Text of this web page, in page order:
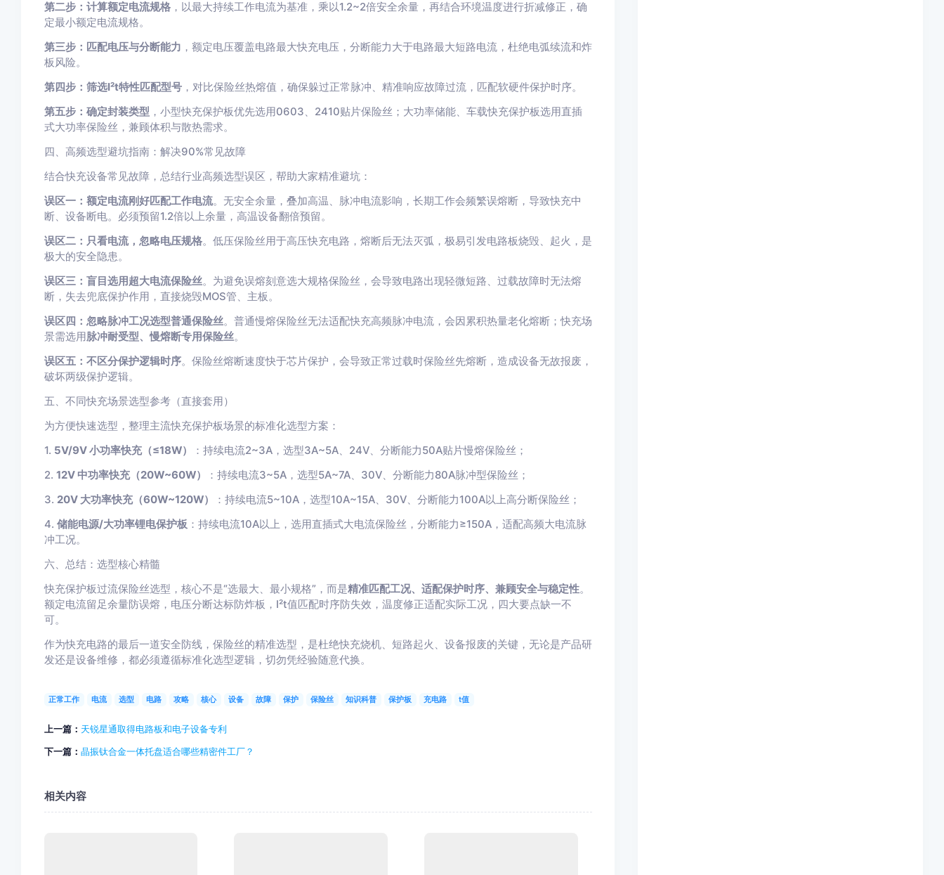
第二步：计算额定电流规格，以最大持续工作电流为基准，乘以1.2~2倍安全余量，再结合环境温度进行折减修正，确
定最小额定电流规格。
第三步：匹配电压与分断能力 ，额定电压覆盖电路最大快充电压，分断能力大于电路最大短路电流，杜绝电弧续流和炸
板风险。
第四步：筛选I²t特性匹配型号，对比保险丝热熔值，确保躲过正常脉冲、精准响应故障过流，匹配软硬件保护时序。
第五步：确定封装类型 ，小型快充保护板优先选用0603、2410贴片保险丝；大功率储能、车载快充保护板选用直插
式大功率保险丝，兼顾体积与散热需求。
四、高频选型避坑指南：解决90%常见故障
结合快充设备常见故障，总结行业高频选型误区，帮助大家精准避坑：
误区一：额定电流刚好匹配工作电流。无安全余量，叠加高温、脉冲电流影响，长期工作会频繁误熔断，导致快充中
断、设备断电。必须预留1.2倍以上余量，高温设备翻倍预留。
误区二：只看电流，忽略电压规格。低压保险丝用于高压快充电路，熔断后无法灭弧，极易引发电路板烧毁、起火，是
极大的安全隐患。
误区三：盲目选用超大电流保险丝。为避免误熔刻意选大规格保险丝，会导致电路出现轻微短路、过载故障时无法熔
断，失去兜底保护作用，直接烧毁MOS管、主板。
误区四：忽略脉冲工况选型普通保险丝。普通慢熔保险丝无法适配快充高频脉冲电流，会因累积热量老化熔断；快充场
景需选用脉冲耐受型、慢熔断专用保险丝。
误区五：不区分保护逻辑时序。保险丝熔断速度快于芯片保护，会导致正常过载时保险丝先熔断，造成设备无故报废，
破坏两级保护逻辑。
五、不同快充场景选型参考（直接套用）
为方便快速选型，整理主流快充保护板场景的标准化选型方案：
1. 5V/9V 小功率快充（≤18W）
：持续电流2~3A，选型3A~5A、24V、分断能力50A贴片慢熔保险丝；
2. 12V 中功率快充（20W~60W）
：持续电流3~5A，选型5A~7A、30V、分断能力80A脉冲型保险丝；
3. 20V 大功率快充（60W~120W）
：持续电流5~10A，选型10A~15A、30V、分断能力100A以上高分断保险丝；
4. 储能电源/大功率锂电保护板 ：持续电流10A以上，选用直插式大电流保险丝，分断能力≥150A，适配高频大电流脉
冲工况。
六、总结：选型核心精髓
快充保护板过流保险丝选型，核心不是“选最大、最小规格”，而是精准匹配工况、适配保护时序、兼顾安全与稳定性。
额定电流留足余量防误熔，电压分断达标防炸板，I²t值匹配时序防失效，温度修正适配实际工况，四大要点缺一不
可。
作为快充电路的最后一道安全防线，保险丝的精准选型，是杜绝快充烧机、短路起火、设备报废的关键，无论是产品研
发还是设备维修，都必须遵循标准化选型逻辑，切勿凭经验随意代换。
正常工作 电流 选型 电路 攻略 核心 设备 故障 保护 保险丝 知识科普 保护板 充电路 t值
上一篇： 天锐星通取得电路板和电子设备专利
下一篇： 晶振钛合金一体托盘适合哪些精密件工厂？
相关内容